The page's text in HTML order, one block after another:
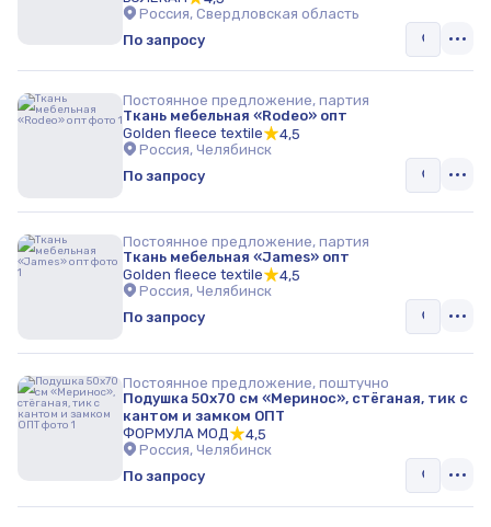
Россия, Свердловская область
По запросу
Постоянное предложение, партия
Ткань мебельная «Rodeo» опт
Golden fleece textile
4,5
Россия, Челябинск
По запросу
Постоянное предложение, партия
Ткань мебельная «James» опт
Golden fleece textile
4,5
Россия, Челябинск
По запросу
Постоянное предложение, поштучно
Подушка 50х70 см «Меринос», стёганая, тик с
кантом и замком ОПТ
ФОРМУЛА МОД
4,5
Россия, Челябинск
По запросу